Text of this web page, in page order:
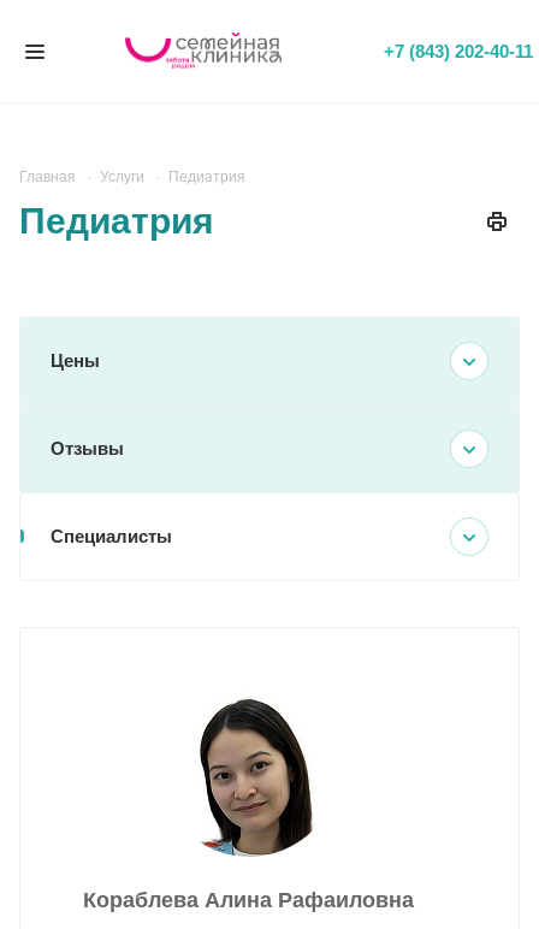
+7 (843) 202-40-11
Главная Услуги Педиатрия
Педиатрия
Цены
Отзывы
Специалисты
Кораблева Алина Рафаиловна